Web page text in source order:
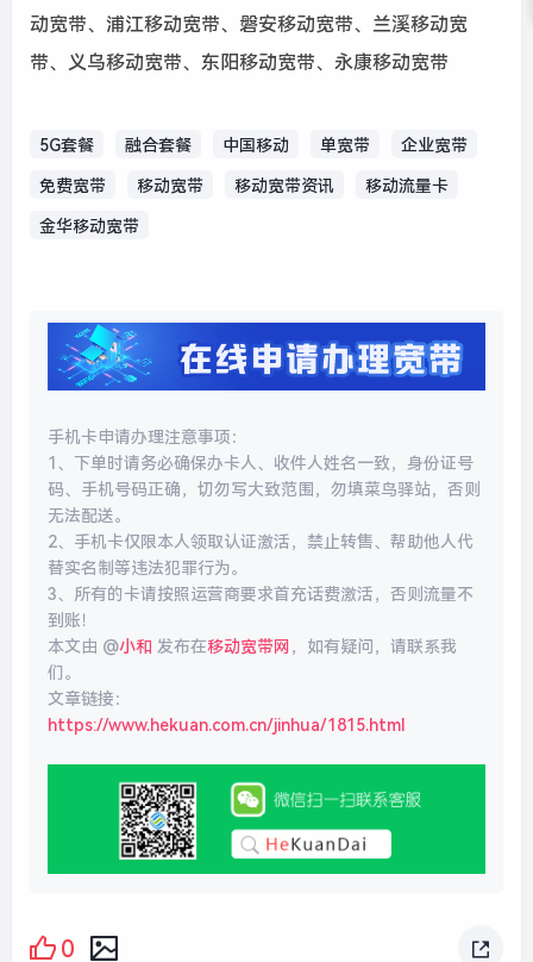
动宽带、浦江移动宽带、磐安移动宽带、兰溪移动宽
带、义乌移动宽带、东阳移动宽带、永康移动宽带
5G套餐 融合套餐 中国移动 单宽带 企业宽带
免费宽带 移动宽带 移动宽带资讯 移动流量卡
金华移动宽带
手机卡申请办理注意事项：
1、下单时请务必确保办卡人、收件人姓名一致，身份证号
码、手机号码正确，切勿写大致范围，勿填菜鸟驿站，否则
无法配送。
2、手机卡仅限本人领取认证激活，禁止转售、帮助他人代
替实名制等违法犯罪行为。
3、所有的卡请按照运营商要求首充话费激活，否则流量不
到账！
本文由 @小和 发布在移动宽带网 ，如有疑问，请联系我
们。
文章链接：
https://www.hekuan.com.cn/jinhua/1815.html
0